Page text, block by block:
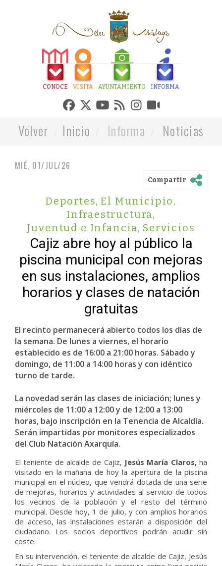
CONOCE VISITA AYUNTAMIENTO INFORMA
Volver Inicio Informa Noticias
MIÉ, 01/JUL/26
Compartir
Deportes, El Municipio,
Infraestructura,
Juventud e Infancia, Servicios
Cajiz abre hoy al público la
piscina municipal con mejoras
en sus instalaciones, amplios
horarios y clases de natación
gratuitas
El recinto permanecerá abierto todos los días de
la semana. De lunes a viernes, el horario
establecido es de 16:00 a 21:00 horas. Sábado y
domingo, de 11:00 a 14:00 horas y con idéntico
turno de tarde.
La novedad serán las clases de iniciación; lunes y
miércoles de 11:00 a 12:00 y de 12:00 a 13:00
horas, bajo inscripción en la Tenencia de Alcaldía.
Serán impartidas por monitores especializados
del Club Natación Axarquía.
El teniente de alcalde de Cajiz, Jesús María Claros,ha
visitado en la mañana de hoy la apertura de la piscina
municipal en el núcleo, que vendrá dotada de una serie
de mejoras, horarios y actividades al servicio de todos
los vecinos de la población y el resto del término
municipal. Desde hoy, 1 de julio, y con amplios horarios
de acceso, las instalaciones estarán a disposición del
ciudadano. Los socios deportivos podrán acudir sin
coste.
En su intervención, el teniente de alcalde de Cajiz, Jesús